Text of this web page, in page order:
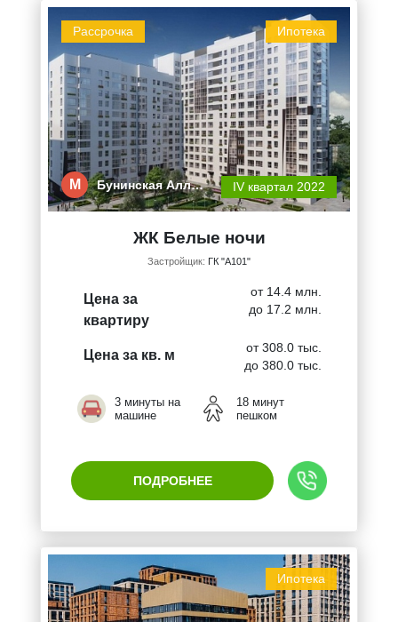
Ипотека
Рассрочка
М Бунинская Алл… IV квартал 2022
ЖК Белые ночи
Застройщик: ГК "А101"
Цена за
квартиру
от 14.4 млн.
до 17.2 млн.
Цена за кв. м
от 308.0 тыс.
до 380.0 тыс.
3 минуты на
машине
18 минут
пешком
ПОДРОБНЕЕ
Ипотека